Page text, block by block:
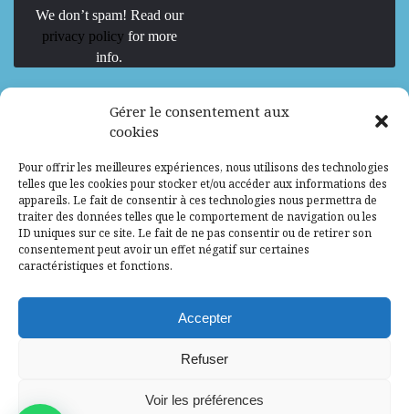
Gérer le consentement aux
cookies
Pour offrir les meilleures expériences, nous utilisons des technologies
telles que les cookies pour stocker et/ou accéder aux informations des
appareils. Le fait de consentir à ces technologies nous permettra de
traiter des données telles que le comportement de navigation ou les
ID uniques sur ce site. Le fait de ne pas consentir ou de retirer son
consentement peut avoir un effet négatif sur certaines
caractéristiques et fonctions.
Accepter
Refuser
Voir les préférences
We don’t spam! Read our
privacy policy for more
info.
We are Hiring
Mission d’excellence en IA, Machine
Learning et LLM
Abidjan, Côte d'Ivoire ALG Consultant
Research Assistants – Accra
Research Assistants – Lagos
Consultant